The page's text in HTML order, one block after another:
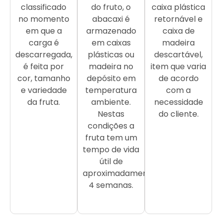
classificado
no momento
em que a
carga é
descarregada,
é feita por
cor, tamanho
e variedade
da fruta.
do fruto, o
abacaxi é
armazenado
em caixas
plásticas ou
madeira no
depósito em
temperatura
ambiente.
Nestas
condições a
fruta tem um
tempo de vida
útil de
aproximadamente
4 semanas.
caixa plástica
retornável e
caixa de
madeira
descartável,
item que varia
de acordo
com a
necessidade
do cliente.